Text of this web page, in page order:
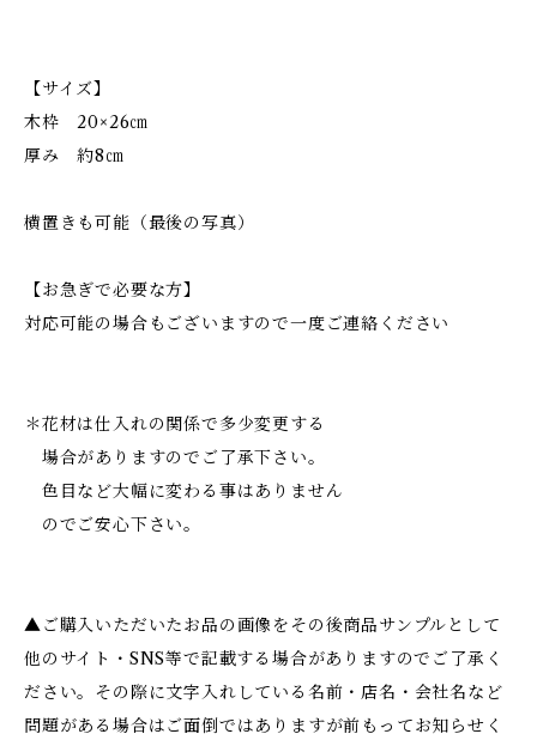
【サイズ】
木枠 20×26㎝
厚み 約8㎝
横置きも可能（最後の写真）
【お急ぎで必要な方】
対応可能の場合もございますので一度ご連絡ください
＊花材は仕入れの関係で多少変更する
場合がありますのでご了承下さい。
色目など大幅に変わる事はありません
のでご安心下さい。
▲ご購入いただいたお品の画像をその後商品サンプルとして
他のサイト・SNS等で記載する場合がありますのでご了承く
ださい。その際に文字入れしている名前・店名・会社名など
問題がある場合はご面倒ではありますが前もってお知らせく